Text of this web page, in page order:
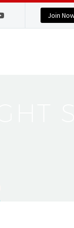
Join